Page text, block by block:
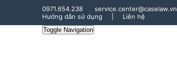
0971.654.238
service.center@caselaw.vn
Hướng dẫn sử dụng
Liên hệ
Toggle Navigation